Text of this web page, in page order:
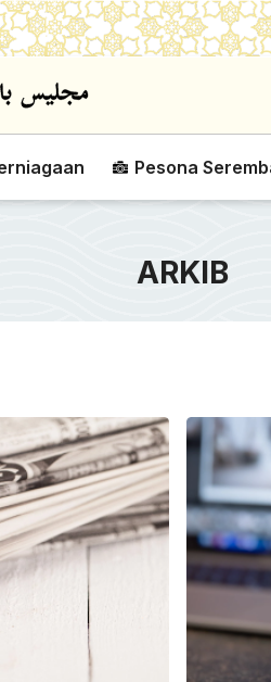
Skip to
Pesona
ARKIB
BOLA JARING PIALA
BANDAR MAJLIS BANDARAYA